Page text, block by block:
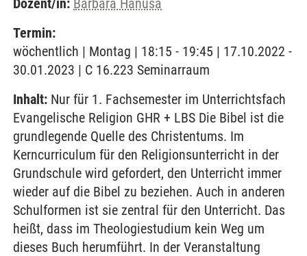
Dozent/in: Barbara Hanusa
Termin:
wöchentlich | Montag | 18:15 - 19:45 | 17.10.2022 -
30.01.2023 | C 16.223 Seminarraum
Inhalt: Nur für 1. Fachsemester im Unterrichtsfach
Evangelische Religion GHR + LBS Die Bibel ist die
grundlegende Quelle des Christentums. Im
Kerncurriculum für den Religionsunterricht in der
Grundschule wird gefordert, den Unterricht immer
wieder auf die Bibel zu beziehen. Auch in anderen
Schulformen ist sie zentral für den Unterricht. Das
heißt, dass im Theologiestudium kein Weg um
dieses Buch herumführt. In der Veranstaltung